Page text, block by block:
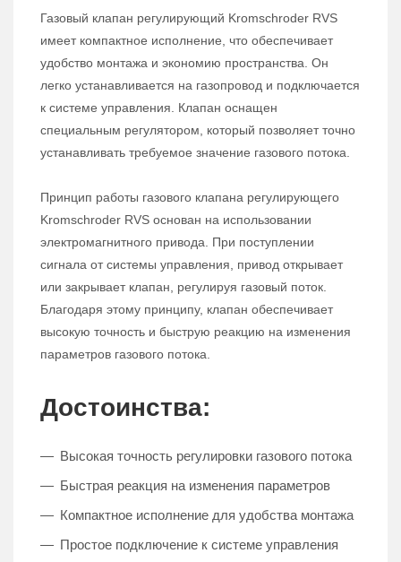
Газовый клапан регулирующий Kromschroder RVS
имеет компактное исполнение, что обеспечивает
удобство монтажа и экономию пространства. Он
легко устанавливается на газопровод и подключается
к системе управления. Клапан оснащен
специальным регулятором, который позволяет точно
устанавливать требуемое значение газового потока.
Принцип работы газового клапана регулирующего
Kromschroder RVS основан на использовании
электромагнитного привода. При поступлении
сигнала от системы управления, привод открывает
или закрывает клапан, регулируя газовый поток.
Благодаря этому принципу, клапан обеспечивает
высокую точность и быструю реакцию на изменения
параметров газового потока.
Достоинства:
Высокая точность регулировки газового потока
Быстрая реакция на изменения параметров
Компактное исполнение для удобства монтажа
Простое подключение к системе управления